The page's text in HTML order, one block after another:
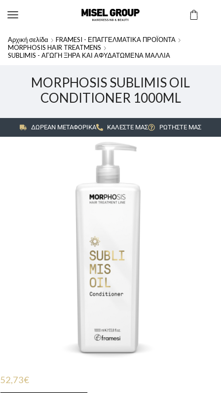
Αρχική σελίδα
FRAMESI - ΕΠΑΓΓΕΛΜΑΤΙΚΑ ΠΡΟΪΟΝΤΑ
MORPHOSIS HAIR TREATMENS
SUBLIMIS - ΑΓΩΓΗ ΞΗΡΑ ΚΑΙ ΑΦΥΔΑΤΩΜΕΝΑ ΜΑΛΛΙΑ
MORPHOSIS SUBLIMIS OIL
CONDITIONER 1000ML
ΔΩΡΕΑΝ ΜΕΤΑΦΟΡΙΚΑ ΚΑΛΕΣΤΕ ΜΑΣ ΡΩΤΗΣΤΕ ΜΑΣ
52,73€